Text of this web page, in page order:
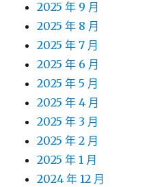
2025 年 9 月
2025 年 8 月
2025 年 7 月
2025 年 6 月
2025 年 5 月
2025 年 4 月
2025 年 3 月
2025 年 2 月
2025 年 1 月
2024 年 12 月